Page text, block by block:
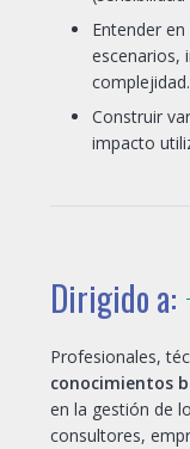
Entender
escenarios,
complejidad.
Construir
impacto
Dirigido a:
Profesionales,
conocimientos
en la gestión de
consultores,